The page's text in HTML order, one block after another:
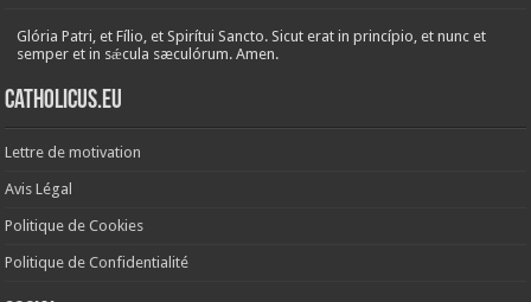
Glória Patri, et Fílio, et Spirítui Sancto. Sicut erat in princípio, et nunc et
semper et in sǽcula sæculórum. Amen.
Catholicus.eu
Lettre de motivation
Avis Légal
Politique de Cookies
Politique de Confidentialité